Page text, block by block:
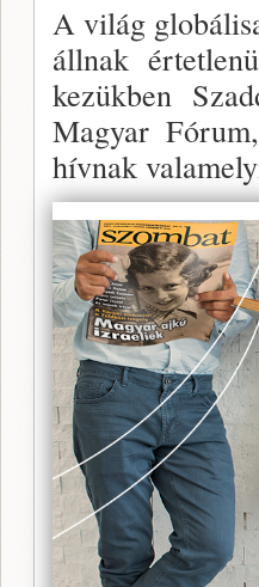
A világ
állnak
kezükben
Magyar
hívnak